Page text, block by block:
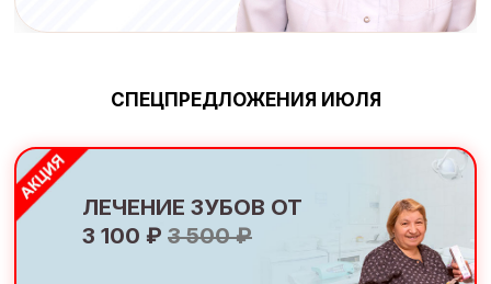
СПЕЦПРЕДЛОЖЕНИЯ ИЮЛЯ
ЛЕЧЕНИЕ ЗУБОВ ОТ
3 100 ₽ 3 500 ₽